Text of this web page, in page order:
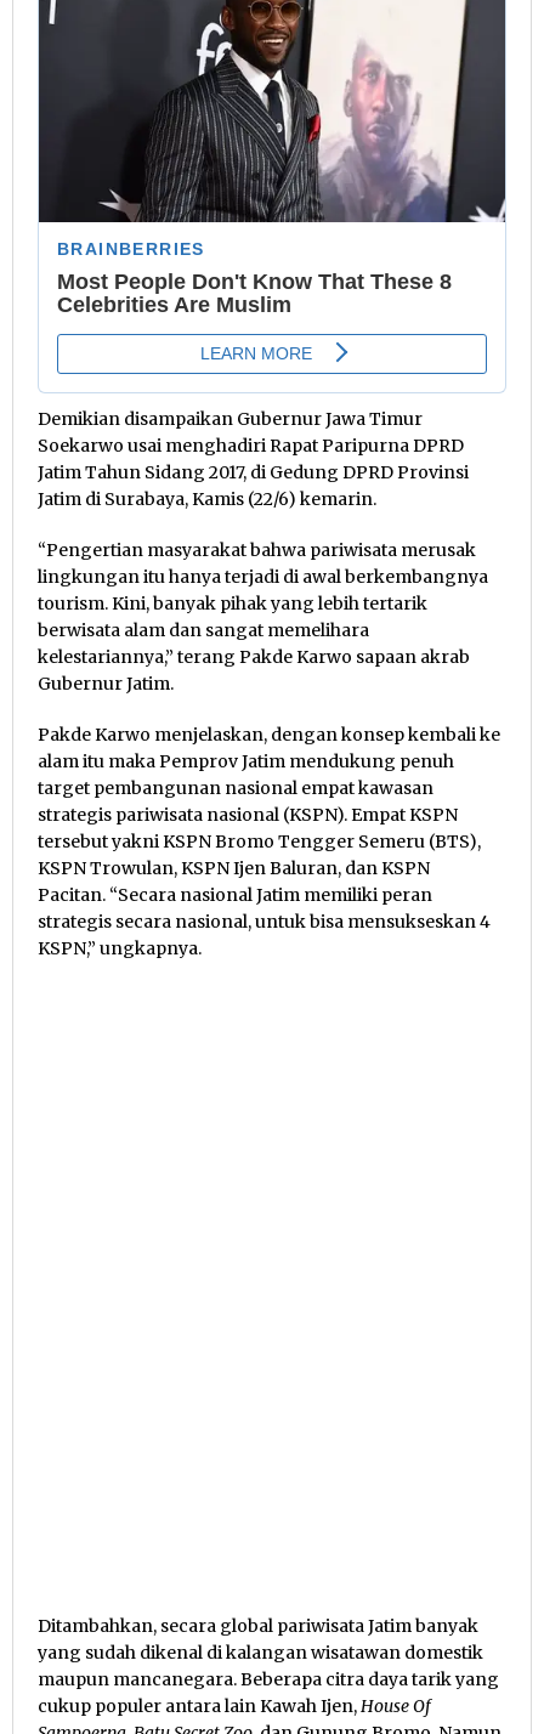
Demikian disampaikan Gubernur Jawa Timur
Soekarwo usai menghadiri Rapat Paripurna DPRD
Jatim Tahun Sidang 2017, di Gedung DPRD Provinsi
Jatim di Surabaya, Kamis (22/6) kemarin.
“Pengertian masyarakat bahwa pariwisata merusak
lingkungan itu hanya terjadi di awal berkembangnya
tourism. Kini, banyak pihak yang lebih tertarik
berwisata alam dan sangat memelihara
kelestariannya,” terang Pakde Karwo sapaan akrab
Gubernur Jatim.
Pakde Karwo menjelaskan, dengan konsep kembali ke
alam itu maka Pemprov Jatim mendukung penuh
target pembangunan nasional empat kawasan
strategis pariwisata nasional (KSPN). Empat KSPN
tersebut yakni KSPN Bromo Tengger Semeru (BTS),
KSPN Trowulan, KSPN Ijen Baluran, dan KSPN
Pacitan. “Secara nasional Jatim memiliki peran
strategis secara nasional, untuk bisa mensukseskan 4
KSPN,” ungkapnya.
Ditambahkan, secara global pariwisata Jatim banyak
yang sudah dikenal di kalangan wisatawan domestik
maupun mancanegara. Beberapa citra daya tarik yang
cukup populer antara lain Kawah Ijen,House Of